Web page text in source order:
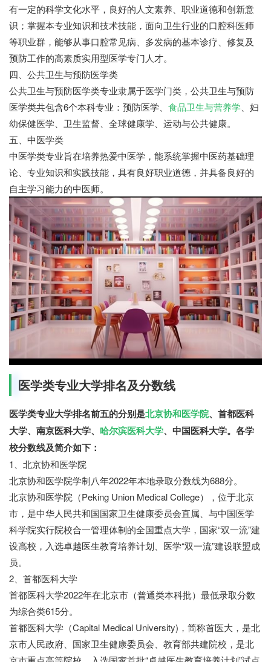
有一定的科学文化水平，良好的人文素养、职业道德和创新意
识；掌握本专业知识和技术技能，面向卫生行业的口腔科医师
等职业群，能够从事口腔常见病、多发病的基本诊疗、修复及
预防工作的高素质实用型医学专门人才。
四、公共卫生与预防医学类
公共卫生与预防医学类专业隶属于医学门类，公共卫生与预防
医学类共包含6个本科专业：预防医学、 食品卫生与营养学、妇
幼保健医学、卫生监督、全球健康学、运动与公共健康。
五、中医学类
中医学类专业旨在培养热爱中医学，能系统掌握中医药基础理
论、专业知识和实践技能，具有良好职业道德，并具备良好的
自主学习能力的中医师。
医学类专业大学排名及分数线
医学类专业大学排名前五的分别是北京协和医学院、首都医科
大学、南京医科大学、 哈尔滨医科大学、中国医科大学。各学
校分数线及简介如下：
1、北京协和医学院
北京协和医学院学制八年2022年本地录取分数线为688分。
北京协和医学院（Peking Union Medical College），位于北京
市，是中华人民共和国国家卫生健康委员会直属、与中国医学
科学院实行院校合一管理体制的全国重点大学，国家“双一流”建
设高校，入选卓越医生教育培养计划、医学“双一流”建设联盟成
员。
2、首都医科大学
首都医科大学2022年在北京市（普通类本科批）最低录取分数
为综合类615分。
首都医科大学（Capital Medical University)，简称首医大，是北
京市人民政府、国家卫生健康委员会、教育部共建院校，是北